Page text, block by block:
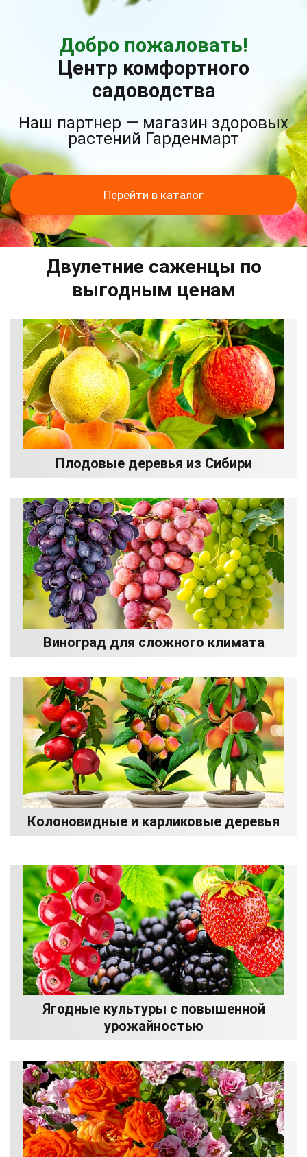
Добро пожаловать!
Центр комфортного
садоводства
Наш партнер — магазин здоровых
растений Гарденмарт
Перейти в каталог
Двулетние саженцы по
выгодным ценам
Плодовые деревья из Сибири
Виноград для сложного климата
Колоновидные и карликовые деревья
Ягодные культуры с повышенной
урожайностью